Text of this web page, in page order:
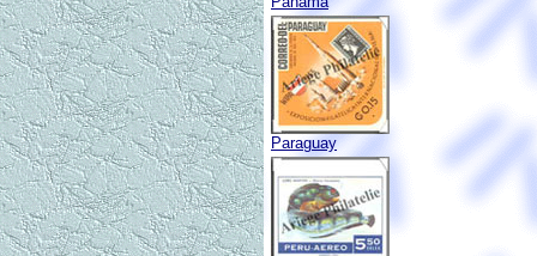
Paraguay